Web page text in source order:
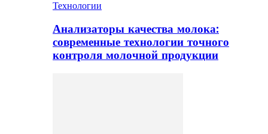
Технологии
Анализаторы качества молока:
современные технологии точного
контроля молочной продукции